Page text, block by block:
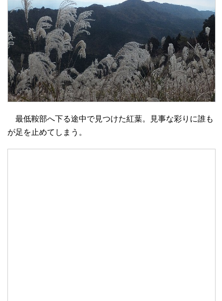
最低鞍部へ下る途中で見つけた紅葉。見事な彩りに誰も
が足を止めてしまう。